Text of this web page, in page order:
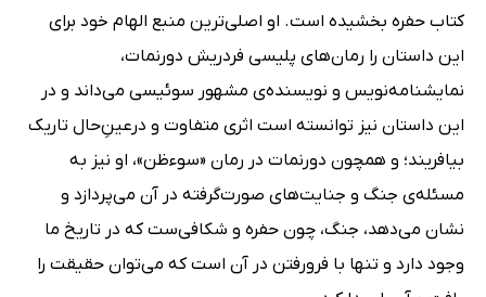
کتاب حفره بخشیده است. او اصلی‌ترین منبع الهام خود برای
این داستان را رمان‌های پلیسی فردریش دورنمات،
نمایشنامه‌نویس و نویسنده‌ی مشهور سوئیسی می‌داند و در
این داستان نیز توانسته است اثری متفاوت و در‌عینِ‌حال تاریک
بیافریند؛ و همچون دورنمات در رمان «سوءظن»، او نیز به
مسئله‌ی جنگ و جنایت‌های صورت‌گرفته در آن می‌پردازد و
نشان می‌دهد، جنگ، چون حفره و شکافی‌ست که در تاریخ ما
وجود دارد و تنها با فرورفتن در آن است که می‌توان حقیقت را